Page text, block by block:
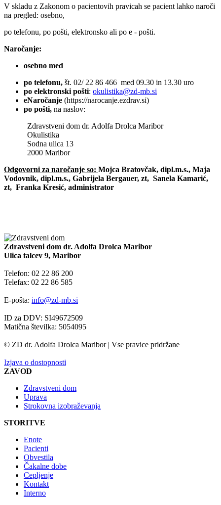
V skladu z Zakonom o pacientovih pravicah se pacient lahko naroči
na pregled: osebno,
po telefonu, po pošti, elektronsko ali po e - pošti.
Naročanje:
osebno med
po telefonu, št. 02/ 22 86 466 med 09.30 in 13.30 uro
po elektronski pošti: okulistika@zd-mb.si
eNaročanje (https://narocanje.ezdrav.si)
po pošti, na naslov:
Zdravstveni dom dr. Adolfa Drolca Maribor
Okulistika
Sodna ulica 13
2000 Maribor
Odgovorni za naročanje so: Mojca Bratovčak, dipl.m.s., Maja
Vodovnik, dipl.m.s., Gabrijela Bergauer, zt, Sanela Kamarić,
zt, Franka Kresić, administrator
Zdravstveni dom dr. Adolfa Drolca Maribor
Ulica talcev 9, Maribor
Telefon: 02 22 86 200
Telefax: 02 22 86 585
E-pošta: info@zd-mb.si
ID za DDV: SI49672509
Matična številka: 5054095
© ZD dr. Adolfa Drolca Maribor | Vse pravice pridržane
Izjava o dostopnosti
ZAVOD
Zdravstveni dom
Uprava
Strokovna izobraževanja
STORITVE
Enote
Pacienti
Obvestila
Čakalne dobe
Cepljenje
Kontakt
Interno